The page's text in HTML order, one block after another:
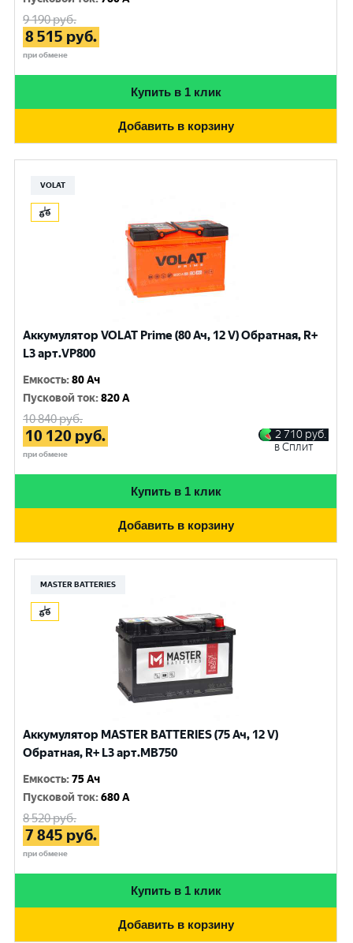
9 190руб.
8 515 руб.
при обмене
Купить в 1 клик
Добавить в корзину
VOLAT
Аккумулятор VOLAT Prime (80 Ач, 12 V) Обратная, R+
L3 арт.VP800
Емкость:80 Ач
Пусковой ток:820 A
10 840руб.
10 120 руб.
при обмене
2 710 руб.
в Сплит
Купить в 1 клик
Добавить в корзину
MASTER BATTERIES
Аккумулятор MASTER BATTERIES (75 Ач, 12 V)
Обратная, R+ L3 арт.MB750
Емкость:75 Ач
Пусковой ток:680 A
8 520руб.
7 845 руб.
при обмене
Купить в 1 клик
Добавить в корзину